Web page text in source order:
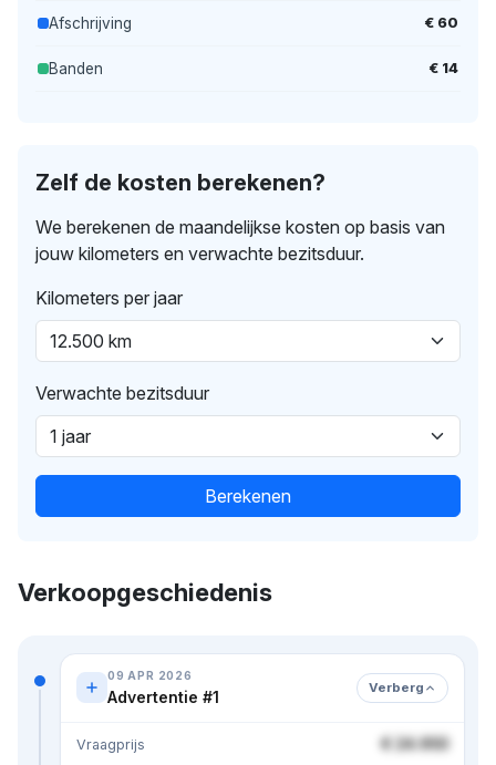
Afschrijving € 60
Banden € 14
Zelf de kosten berekenen?
We berekenen de maandelijkse kosten op basis van
jouw kilometers en verwachte bezitsduur.
Kilometers per jaar
Verwachte bezitsduur
Berekenen
Verkoopgeschiedenis
09 APR 2026
Advertentie #1 Verberg
Vraagprijs € 24.950